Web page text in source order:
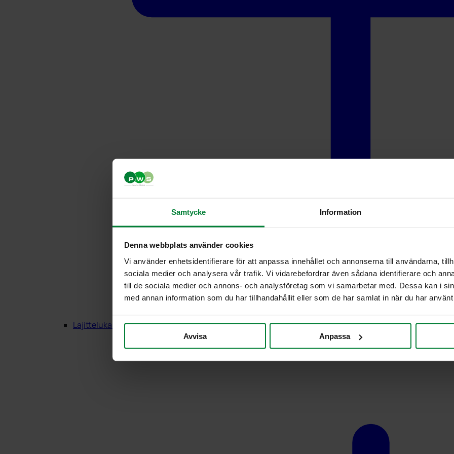
Samtycke Information
Denna webbplats använder cookies
Vi använder enhetsidentifierare för att anpassa innehållet och annonserna till användarna,
sociala medier och analysera vår trafik. Vi vidarebefordrar även sådana identifierare och
till de sociala medier och annons- och analysföretag som vi samarbetar med. Dessa kan i
med annan information som du har tillhandahållit eller som de har samlat in när du har
Avvisa Anpassa
Lajittelukalusteet Puu